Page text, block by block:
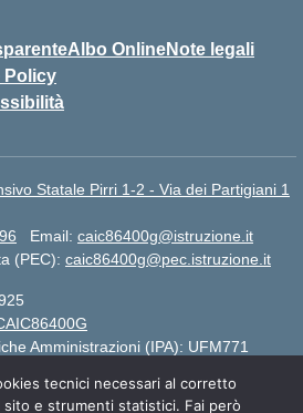
Albo OnlineNote legali
Policy
Statale Pirri 1-2 - Via dei Partigiani 1
Email: caic86400g@istruzione.it
(PEC): caic86400g@pec.istruzione.it
Amministrazioni (IPA): UFM771
tecnici necessari al corretto
e strumenti statistici. Fai però